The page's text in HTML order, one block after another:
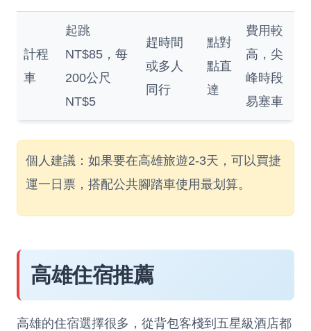
計程
車
起跳
NT$85，每
200公尺
NT$5
趕時間
或多人
同行
點對
點直
達
費用較
高，尖
峰時段
易塞車
個人建議：如果要在高雄旅遊2-3天，可以買捷
運一日票，搭配公共腳踏車使用最划算。
高雄住宿推薦
高雄的住宿選擇很多，從背包客棧到五星級酒店都